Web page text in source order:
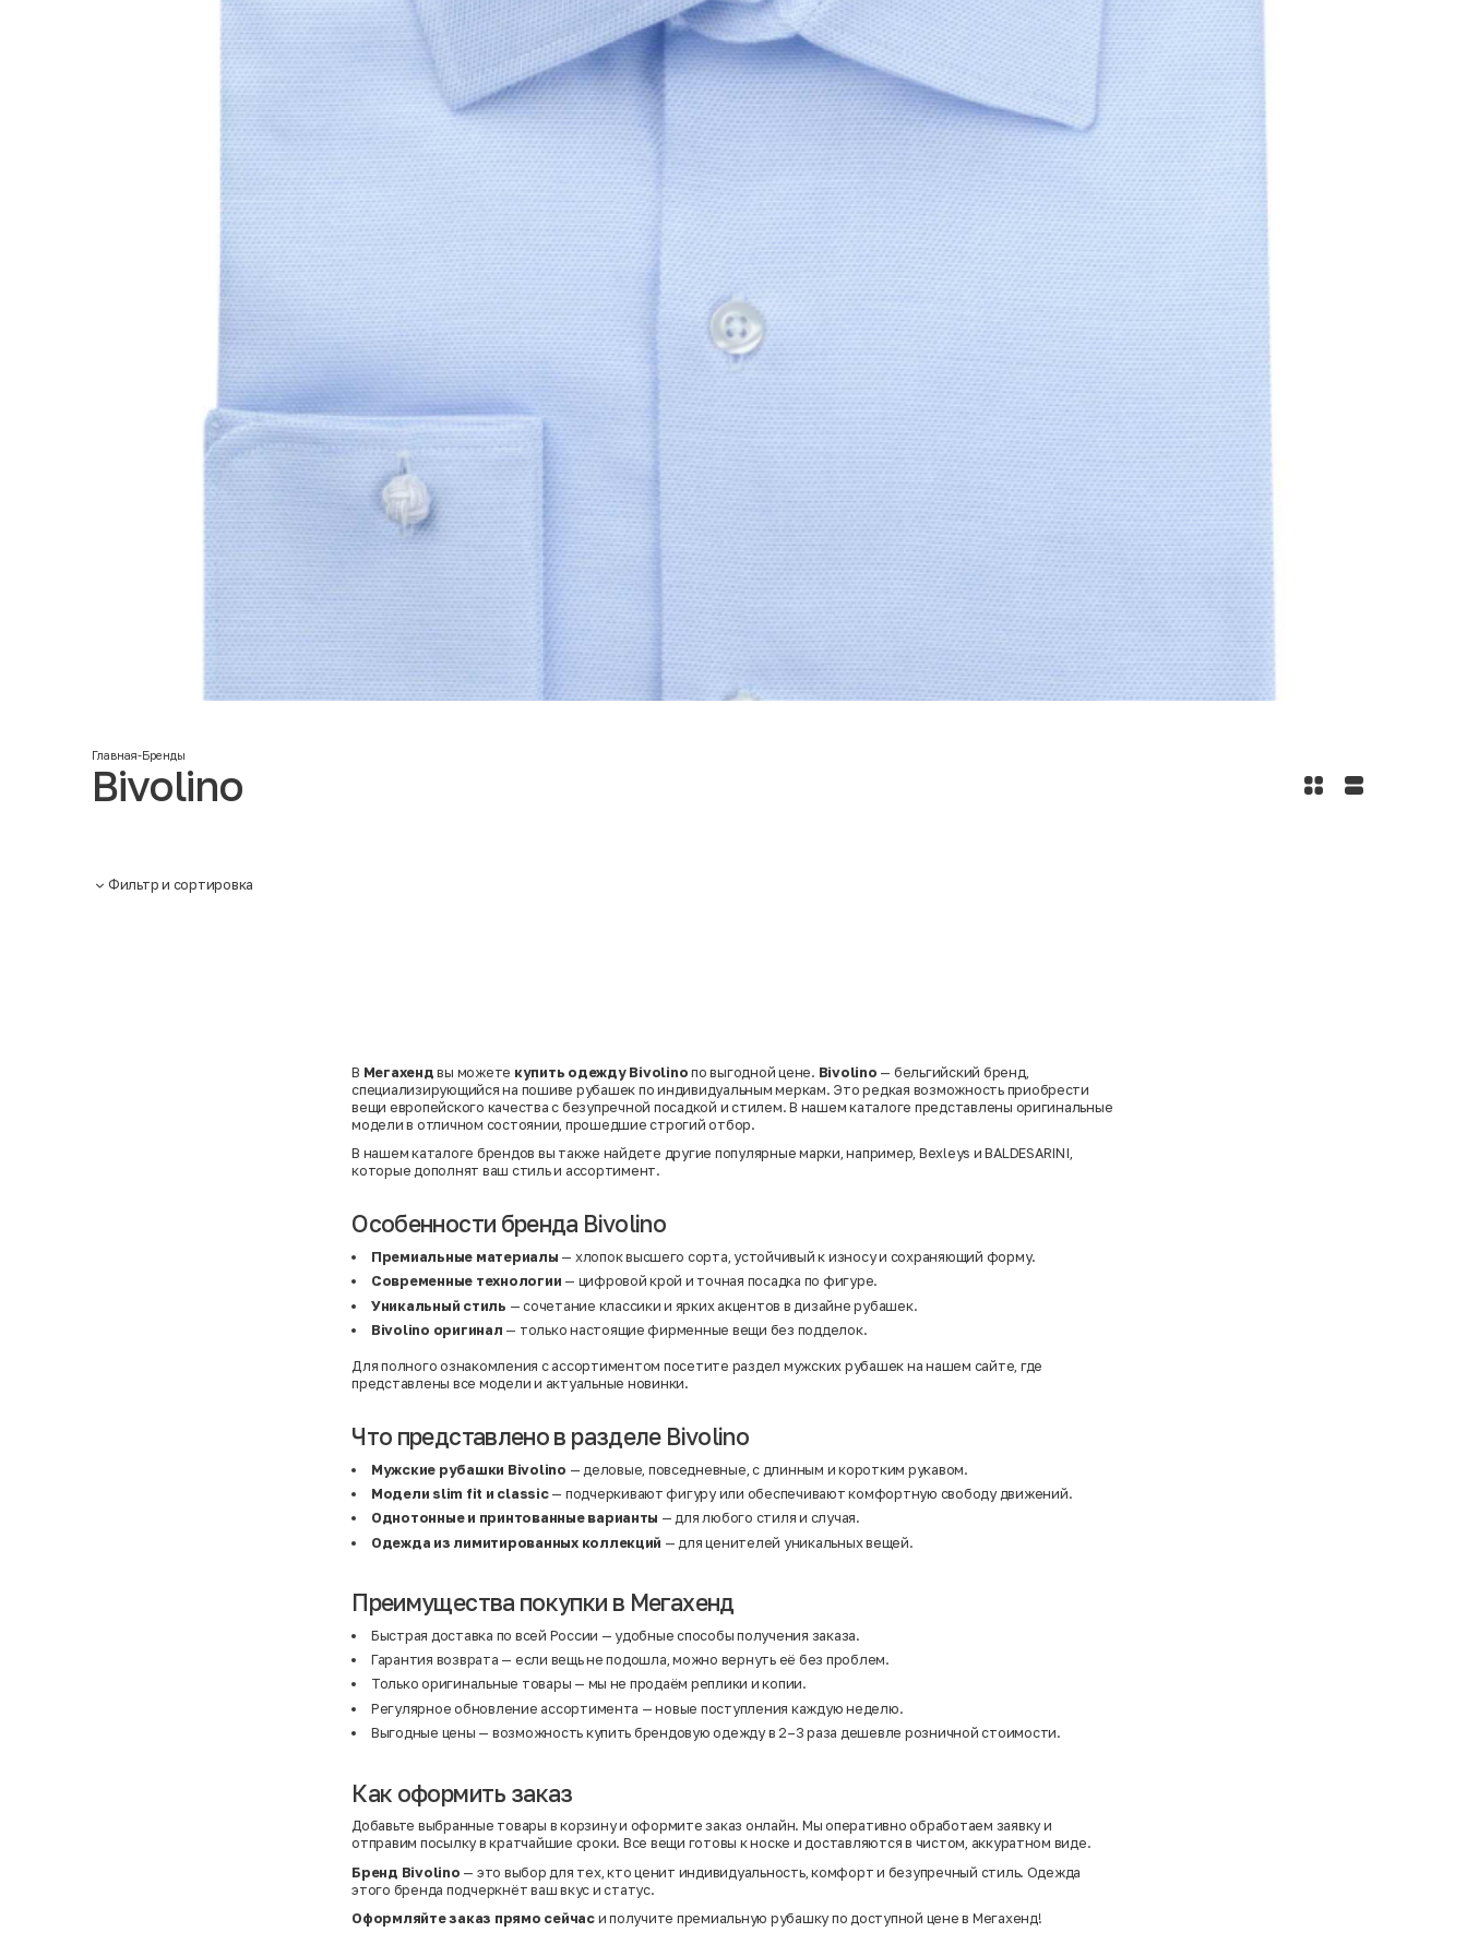
Главная-Бренды
Bivolino
Фильтр и сортировка
В Мегахенд вы можете купить одежду Bivolino по выгодной цене. Bivolino — бельгийский бренд,
специализирующийся на пошиве рубашек по индивидуальным меркам. Это редкая возможность приобрести
вещи европейского качества с безупречной посадкой и стилем. В нашем каталоге представлены оригинальные
модели в отличном состоянии, прошедшие строгий отбор.
В нашемкаталоге брендов вы также найдете другие популярные марки, например, Bexleys иBALDESARINI,
которые дополнят ваш стиль и ассортимент.
Особенности бренда Bivolino
Премиальные материалы — хлопок высшего сорта, устойчивый к износу и сохраняющий форму.
Современные технологии — цифровой крой и точная посадка по фигуре.
Уникальный стиль — сочетание классики и ярких акцентов в дизайне рубашек.
Bivolino оригинал — только настоящие фирменные вещи без подделок.
Для полного ознакомления с ассортиментом посетите раздел мужских рубашек на нашем сайте, где
представлены все модели и актуальные новинки.
Что представлено в разделе Bivolino
Мужские рубашки Bivolino — деловые, повседневные, с длинным и коротким рукавом.
Модели slim fit и classic— подчеркивают фигуру или обеспечивают комфортную свободу движений.
Однотонные и принтованные варианты — для любого стиля и случая.
Одежда из лимитированных коллекций — для ценителей уникальных вещей.
Преимущества покупки в Мегахенд
Быстрая доставка по всей России — удобные способы получения заказа.
Гарантия возврата — если вещь не подошла, можно вернуть её без проблем.
Только оригинальные товары — мы не продаём реплики и копии.
Регулярное обновление ассортимента — новые поступления каждую неделю.
Выгодные цены — возможность купить брендовую одежду в 2–3 раза дешевле розничной стоимости.
Как оформить заказ
Добавьте выбранные товары в корзину и оформите заказ онлайн. Мы оперативно обработаем заявку и
отправим посылку в кратчайшие сроки. Все вещи готовы к носке и доставляются в чистом, аккуратном виде.
Бренд Bivolino — это выбор для тех, кто ценит индивидуальность, комфорт и безупречный стиль. Одежда
этого бренда подчеркнёт ваш вкус и статус.
Оформляйте заказ прямо сейчаси получите премиальную рубашку по доступной цене в Мегахенд!